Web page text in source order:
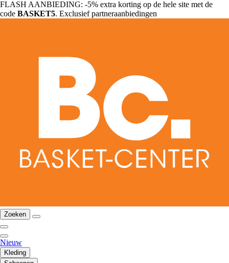
FLASH AANBIEDING: -5% extra korting op de hele site met de
code BASKET5. Exclusief partneraanbiedingen
Zoeken
Nieuw
Kleding